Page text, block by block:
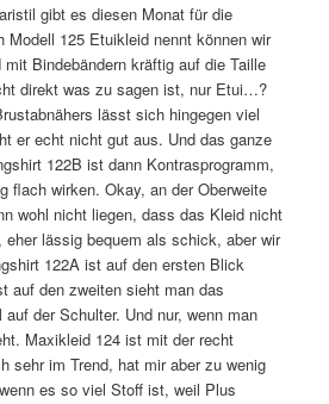
gibt es diesen Monat für die
Modell 125 Etuikleid nennt können wir
Bindebändern kräftig auf die Taille
direkt was zu sagen ist, nur Etui…?
lässt sich hingegen viel
er echt nicht gut aus. Und das ganze
122B ist dann Kontrasprogramm,
flach wirken. Okay, an der Oberweite
wohl nicht liegen, dass das Kleid nicht
lässig bequem als schick, aber wir
122A ist auf den ersten Blick
auf den zweiten sieht man das
der Schulter. Und nur, wenn man
Maxikleid 124 ist mit der recht
sehr im Trend, hat mir aber zu wenig
es so viel Stoff ist, weil Plus